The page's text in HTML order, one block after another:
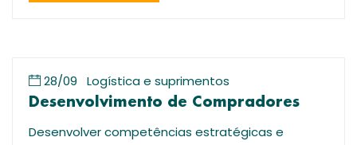
28/09 Logística e suprimentos
Desenvolvimento de Compradores
Desenvolver competências estratégicas e